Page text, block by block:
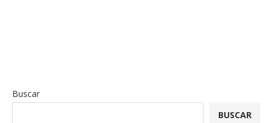
Buscar
BUSCAR